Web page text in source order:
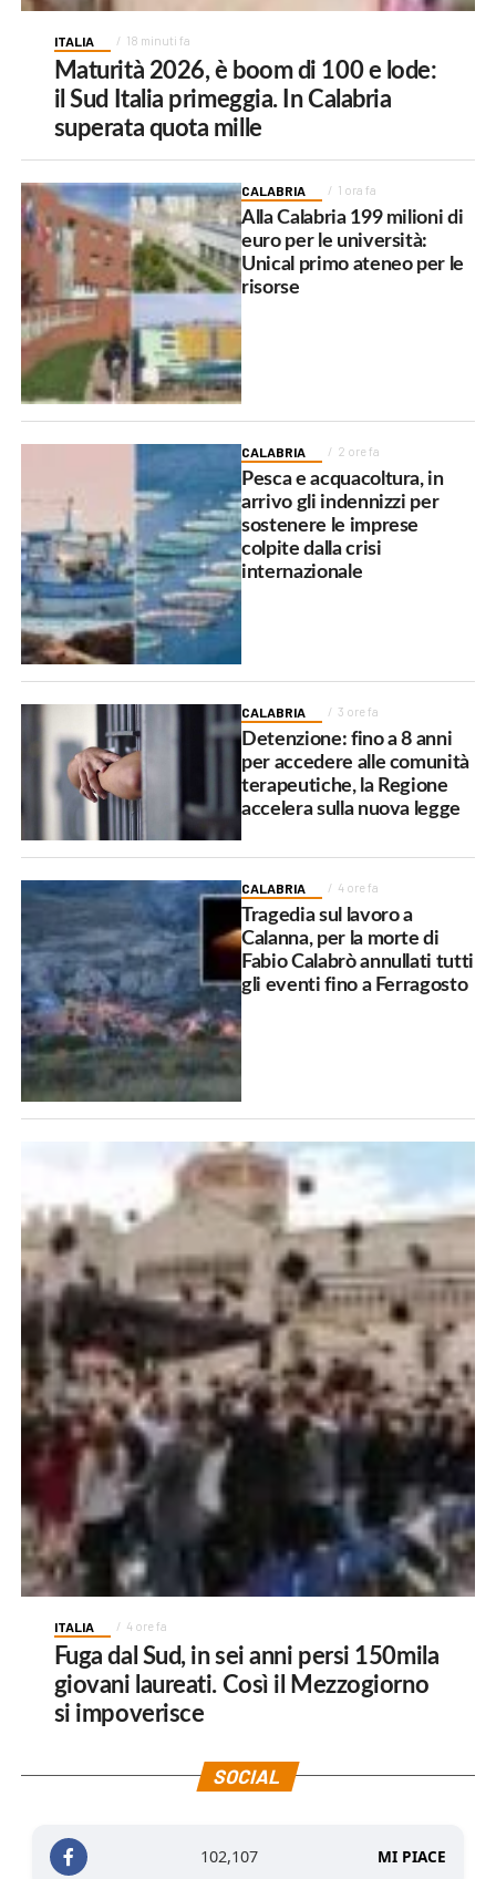
ITALIA 18 minuti fa
Maturità 2026, è boom di 100 e lode:
il Sud Italia primeggia. In Calabria
superata quota mille
CALABRIA 1 ora fa
Alla Calabria 199 milioni di
euro per le università:
Unical primo ateneo per le
risorse
CALABRIA 2 ore fa
Pesca e acquacoltura, in
arrivo gli indennizzi per
sostenere le imprese
colpite dalla crisi
internazionale
CALABRIA 3 ore fa
Detenzione: fino a 8 anni
per accedere alle comunità
terapeutiche, la Regione
accelera sulla nuova legge
CALABRIA 4 ore fa
Tragedia sul lavoro a
Calanna, per la morte di
Fabio Calabrò annullati tutti
gli eventi fino a Ferragosto
ITALIA 4 ore fa
Fuga dal Sud, in sei anni persi 150mila
giovani laureati. Così il Mezzogiorno
si impoverisce
SOCIAL
102,107 MI PIACE